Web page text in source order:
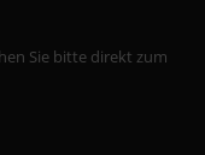
Sie bitte direkt zum